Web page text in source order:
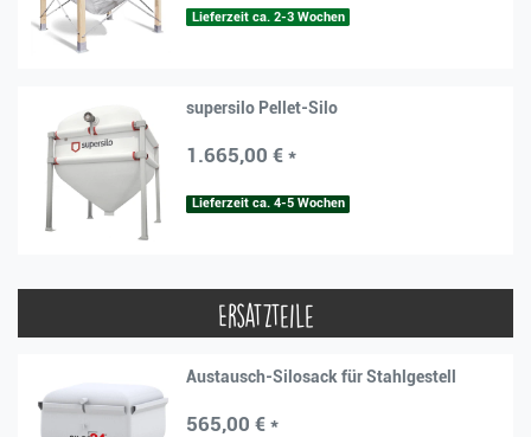
Lieferzeit ca. 2-3 Wochen
supersilo Pellet-Silo
1.665,00 € *
Lieferzeit ca. 4-5 Wochen
Ersatzteile
Austausch-Silosack für Stahlgestell
565,00 € *